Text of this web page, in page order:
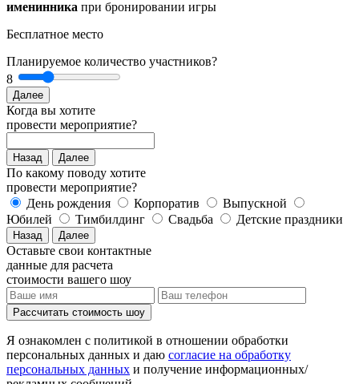
именинника при бронировании игры
Бесплатное место
Планируемое количество участников?
8
Далее
Когда вы хотите
провести мероприятие?
Назад Далее
По какому поводу хотите
провести мероприятие?
День рождения
Корпоратив
Выпускной
Юбилей
Тимбилдинг Свадьба Детские праздники
Назад Далее
Оставьте свои контактные
данные для расчета
стоимости вашего шоу
Рассчитать стоимость шоу
Я ознакомлен с политикой в отношении обработки
персональных данных и даю согласие на обработку
персональных данных и получение информационных/